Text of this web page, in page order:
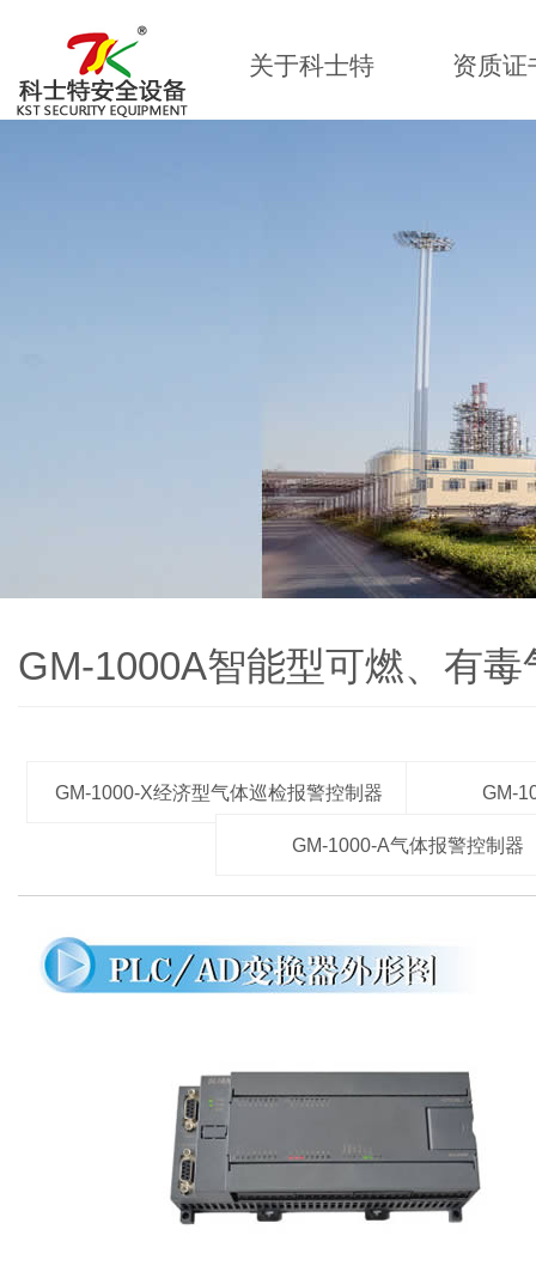
关于科士特 资质证
GM-1000A智能型可燃、有毒
GM-1000-X经济型气体巡检报警控制器 GM-
GM-1000-A气体报警控制器